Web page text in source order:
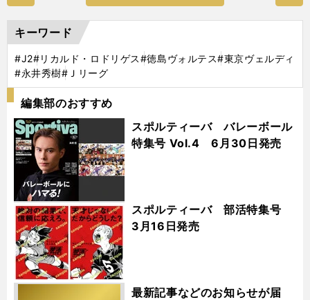
キーワード
#J2#リカルド・ロドリゲス#徳島ヴォルテス#東京ヴェルディ
#永井秀樹#Ｊリーグ
編集部のおすすめ
スポルティーバ バレーボール
特集号 Vol.4 6月30日発売
スポルティーバ 部活特集号
3月16日発売
最新記事などのお知らせが届